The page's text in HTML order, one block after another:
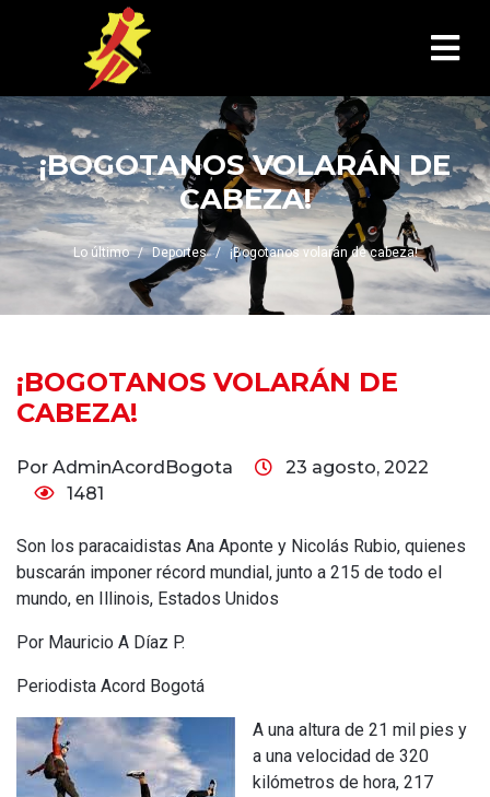
¡BOGOTANOS VOLARÁN DE
CABEZA!
Lo último Deportes ¡Bogotanos volarán de cabeza!
¡BOGOTANOS VOLARÁN DE
CABEZA!
Por AdminAcordBogota
23 agosto, 2022
1481
Son los paracaidistas Ana Aponte y Nicolás Rubio, quienes
buscarán imponer récord mundial, junto a 215 de todo el
mundo, en Illinois, Estados Unidos
Por Mauricio A Díaz P.
Periodista Acord Bogotá
A una altura de 21 mil pies y
a una velocidad de 320
kilómetros de hora, 217